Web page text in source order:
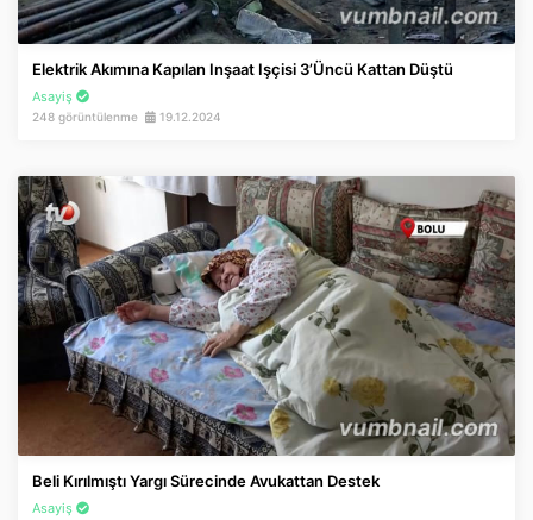
Elektrik Akımına Kapılan Inşaat Işçisi 3’üncü Kattan Düştü
Asayiş
248 görüntülenme 19.12.2024
Beli Kırılmıştı Yargı Sürecinde Avukattan Destek
Asayiş